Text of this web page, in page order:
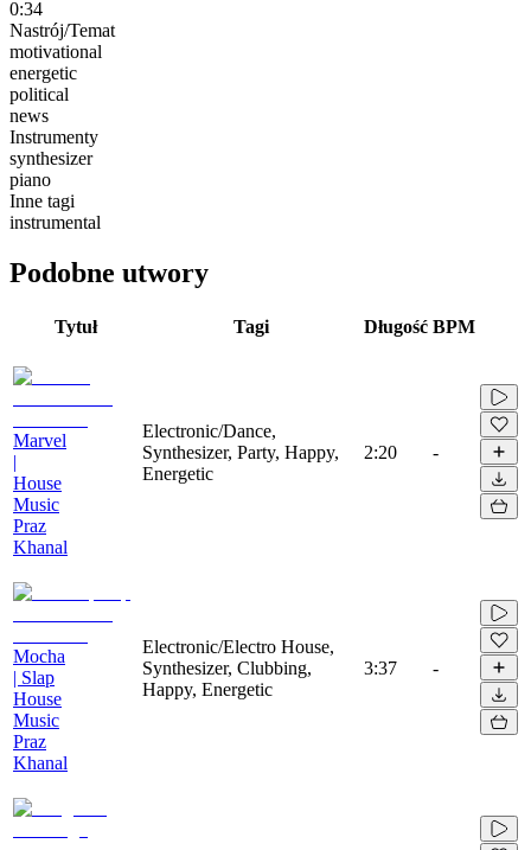
0:34
Nastrój/Temat
motivational
energetic
political
news
Instrumenty
synthesizer
piano
Inne tagi
instrumental
Podobne utwory
Tytuł Tagi Długość BPM
Marvel
|
House
Music
Praz
Khanal
Electronic/Dance,
Synthesizer, Party, Happy,
Energetic
2:20 -
Mocha
| Slap
House
Music
Praz
Khanal
Electronic/Electro House,
Synthesizer, Clubbing,
Happy, Energetic
3:37 -